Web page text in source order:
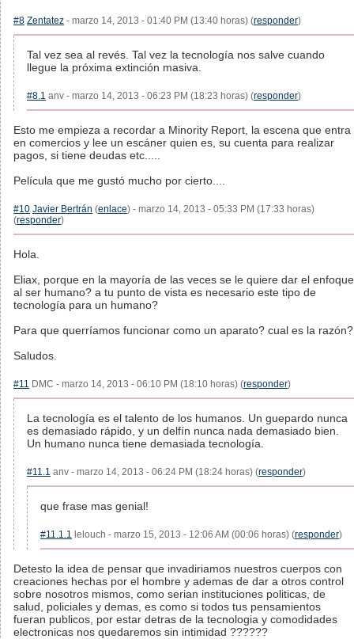
#8 Zentatez - marzo 14, 2013 - 01:40 PM (13:40 horas) (responder)
Tal vez sea al revés. Tal vez la tecnología nos salve cuando
llegue la próxima extinción masiva.
#8.1 anv - marzo 14, 2013 - 06:23 PM (18:23 horas) (responder)
Esto me empieza a recordar a Minority Report, la escena que entra
en comercios y lee un escáner quien es, su cuenta para realizar
pagos, si tiene deudas etc.....
Película que me gustó mucho por cierto....
#10 Javier Bertrán (enlace) - marzo 14, 2013 - 05:33 PM (17:33 horas)
(responder)
Hola.
Eliax, porque en la mayoría de las veces se le quiere dar el enfoque
al ser humano? a tu punto de vista es necesario este tipo de
tecnología para un humano?
Para que querríamos funcionar como un aparato? cual es la razón?
Saludos.
#11 DMC - marzo 14, 2013 - 06:10 PM (18:10 horas) (responder)
La tecnología es el talento de los humanos. Un guepardo nunca
es demasiado rápido, y un delfín nunca nada demasiado bien.
Un humano nunca tiene demasiada tecnología.
#11.1 anv - marzo 14, 2013 - 06:24 PM (18:24 horas) (responder)
que frase mas genial!
#11.1.1 lelouch - marzo 15, 2013 - 12:06 AM (00:06 horas) (responder)
Detesto la idea de pensar que invadiriamos nuestros cuerpos con
creaciones hechas por el hombre y ademas de dar a otros control
sobre nosotros mismos, como serian instituciones politicas, de
salud, policiales y demas, es como si todos tus pensamientos
fueran publicos, por estar detras de la tecnologia y comodidades
electronicas nos quedaremos sin intimidad ??????